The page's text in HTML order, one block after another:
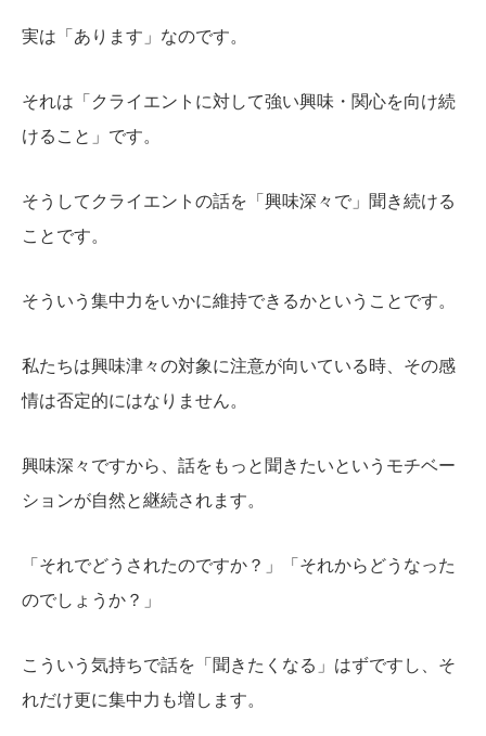
実は「あります」なのです。
それは「クライエントに対して強い興味・関心を向け続
けること」です。
そうしてクライエントの話を「興味深々で」聞き続ける
ことです。
そういう集中力をいかに維持できるかということです。
私たちは興味津々の対象に注意が向いている時、その感
情は否定的にはなりません。
興味深々ですから、話をもっと聞きたいというモチベー
ションが自然と継続されます。
「それでどうされたのですか？」「それからどうなった
のでしょうか？」
こういう気持ちで話を「聞きたくなる」はずですし、そ
れだけ更に集中力も増します。